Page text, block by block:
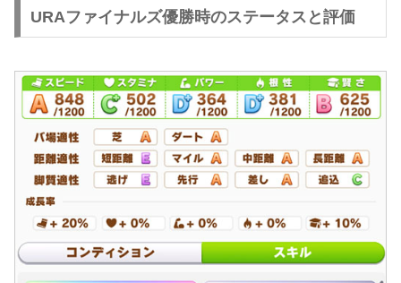
URAファイナルズ優勝時のステータスと評価